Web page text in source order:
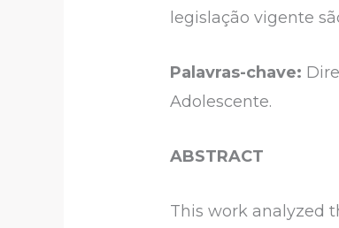
legislação vigente
Palavras-chave:
Adolescente.
ABSTRACT
This work analyzed